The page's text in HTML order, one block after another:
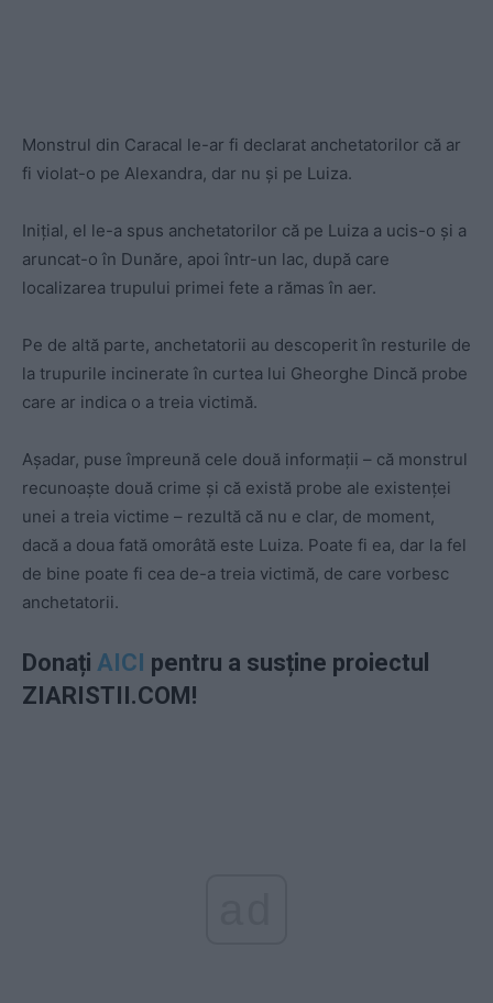
Monstrul din Caracal le-ar fi declarat anchetatorilor că ar
fi violat-o pe Alexandra, dar nu şi pe Luiza.
Iniţial, el le-a spus anchetatorilor că pe Luiza a ucis-o şi a
aruncat-o în Dunăre, apoi într-un lac, după care
localizarea trupului primei fete a rămas în aer.
Pe de altă parte, anchetatorii au descoperit în resturile de
la trupurile incinerate în curtea lui Gheorghe Dincă probe
care ar indica o a treia victimă.
Aşadar, puse împreună cele două informaţii – că monstrul
recunoaşte două crime şi că există probe ale existenţei
unei a treia victime – rezultă că nu e clar, de moment,
dacă a doua fată omorâtă este Luiza. Poate fi ea, dar la fel
de bine poate fi cea de-a treia victimă, de care vorbesc
anchetatorii.
Donați AICI pentru a susține proiectul
ZIARISTII.COM!